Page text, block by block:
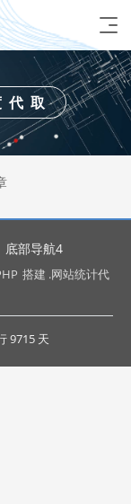
代取
底部导航4
搭建 .网站统计代
9715 天